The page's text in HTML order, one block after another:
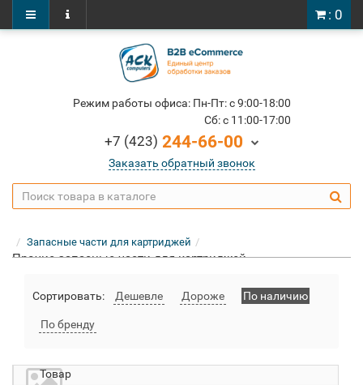
: 0
Режим работы офиса: Пн-Пт: c 9:00-18:00
Cб: c 11:00-17:00
+7 (423) 244-66-00
Заказать обратный звонок
Запасные части для картриджей
Прочие запасные части для картриджей
Сортировать: Дешевле Дороже По наличию
По бренду
Товар